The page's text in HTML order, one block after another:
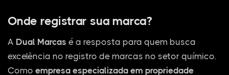
Onde registrar sua marca?
A Dual Marcas é a resposta para quem busca
excelência no registro de marcas no setor químico.
Como empresa especializada em propriedade